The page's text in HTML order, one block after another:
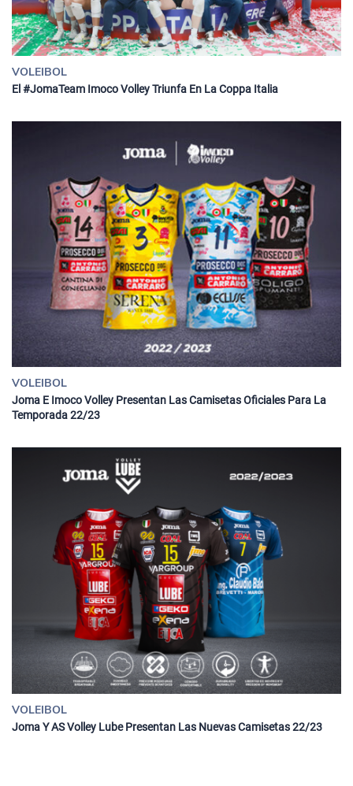
VOLEIBOL
El #JomaTeam Imoco Volley Triunfa En La Coppa Italia
VOLEIBOL
Joma E Imoco Volley Presentan Las Camisetas Oficiales Para La
Temporada 22/23
VOLEIBOL
Joma Y AS Volley Lube Presentan Las Nuevas Camisetas 22/23